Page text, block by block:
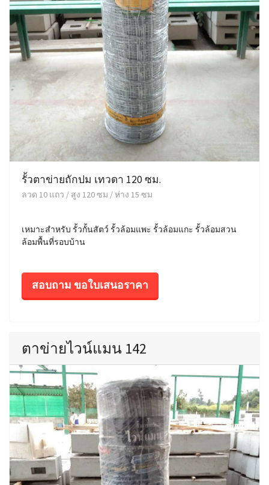
รั้วตาข่ายถักปม เทวดา 120 ซม.
ลวด 10 แถว / สูง 120 ซม / ห่าง 15 ซม
เหมาะสำหรับ รั้วกั้นสัตว์ รั้วล้อมแพะ รั้วล้อมแกะ รั้วล้อมสวน
ล้อมพื้นที่รอบบ้าน
สอบถาม ขอใบเสนอราคา
ตาข่ายไวน์แมน 142